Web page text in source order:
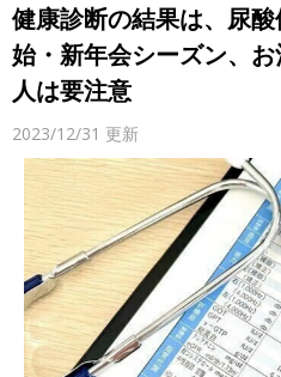
健康診断の結果は、尿
始・新年会シーズン、
人は要注意
2023/12/31 更新